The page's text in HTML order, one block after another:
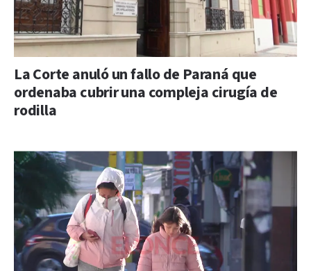
La Corte anuló un fallo de Paraná que
ordenaba cubrir una compleja cirugía de
rodilla